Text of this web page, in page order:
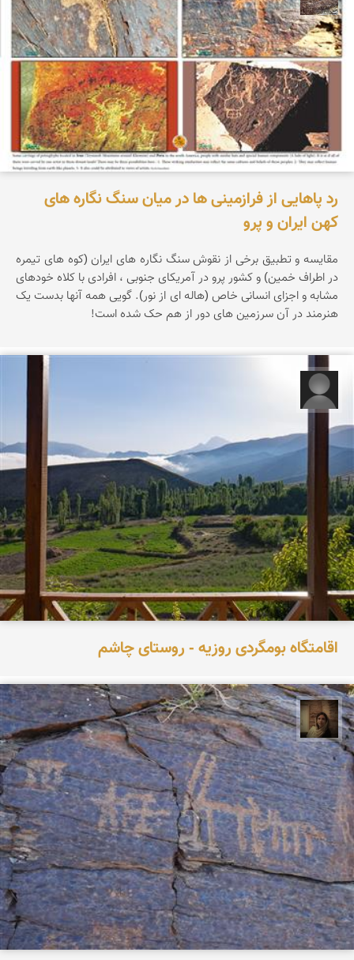
رد پاهایی از فرازمینی ها در میان سنگ نگاره های
کهن ایران و پرو
مقایسه و تطبیق برخی از نقوش سنگ نگاره های ایران (کوه های تیمره
در اطراف خمین) و کشور پرو در آمریکای جنوبی ، افرادی با کلاه خودهای
مشابه و اجزای انسانی خاص (هاله ای از نور). گویی همه آنها بدست یک
هنرمند در آن سرزمین های دور از هم حک شده است!
اقامتگاه بومگردی روزیه - روستای چاشم
پروین هاوش